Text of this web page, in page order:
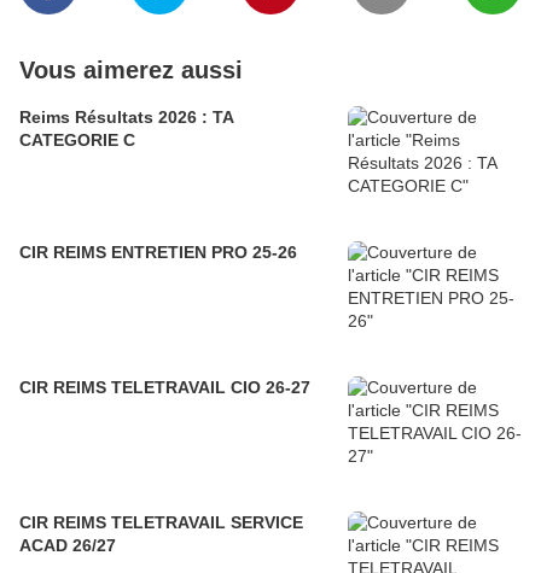
Vous aimerez aussi
Reims Résultats 2026 : TA
CATEGORIE C
CIR REIMS ENTRETIEN PRO 25-26
CIR REIMS TELETRAVAIL CIO 26-27
CIR REIMS TELETRAVAIL SERVICE
ACAD 26/27